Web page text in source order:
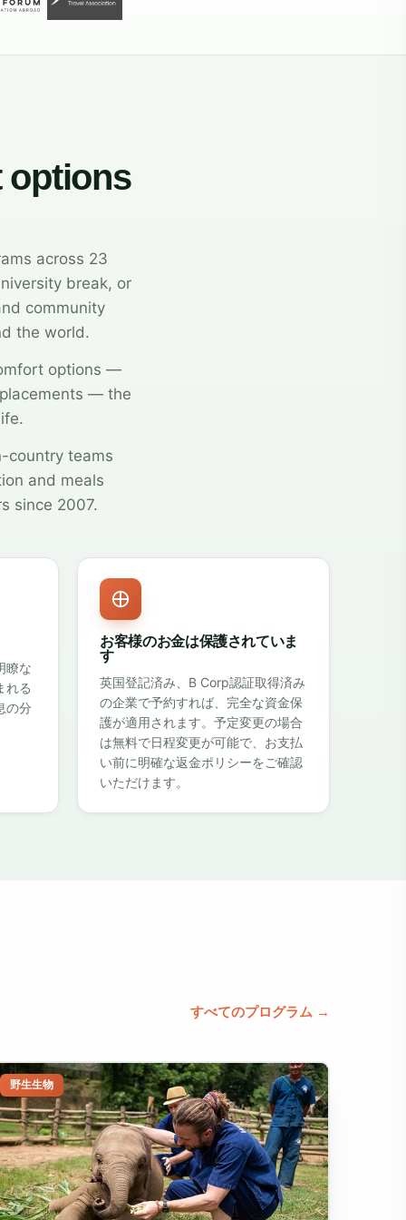
options
across 23
break, or
community
the world.
options —
— the
country teams
and meals
since 2007.
瞭な
れる
の分
お客様のお金は保護されていま
す
英国登記済み、B Corp認証取得済み
の企業で予約すれば、 完全な資金保
護が適用されます。予定変更の場合
は無料で日程変更が可能で、お支払
い前に明確な返金ポリシーをご確認
いただけます。
すべてのプログラム →
野生生物